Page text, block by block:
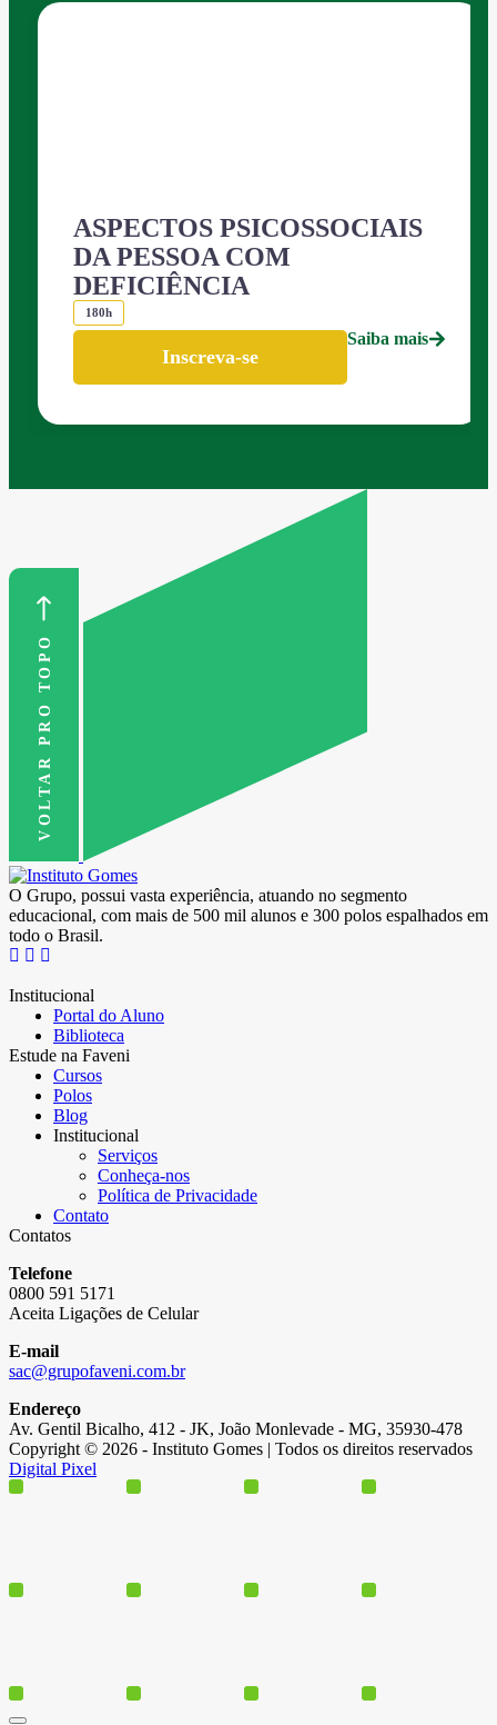
ASPECTOS PSICOSSOCIAIS
DA PESSOA COM
DEFICIÊNCIA
180h
Inscreva-se
Saiba mais
VOLTAR PRO TOPO
O Grupo, possui vasta experiência, atuando no segmento
educacional, com mais de 500 mil alunos e 300 polos espalhados em
todo o Brasil.
Institucional
Portal do Aluno
Biblioteca
Estude na Faveni
Cursos
Polos
Blog
Institucional
Serviços
Conheça-nos
Política de Privacidade
Contato
Contatos
Telefone
0800 591 5171
Aceita Ligações de Celular
E-mail
sac@grupofaveni.com.br
Endereço
Av. Gentil Bicalho, 412 - JK, João Monlevade - MG, 35930-478
Copyright © 2026 - Instituto Gomes | Todos os direitos reservados
Digital Pixel